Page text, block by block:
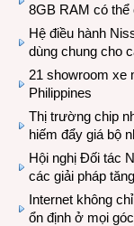
8GB RAM có thể
Hệ điều hành
dùng chung cho
21 showroom xe
Philippines
Thị trường chip
hiếm đẩy giá bộ
Hội nghị Đối tác
các giải pháp
Internet không
ổn định ở mọi